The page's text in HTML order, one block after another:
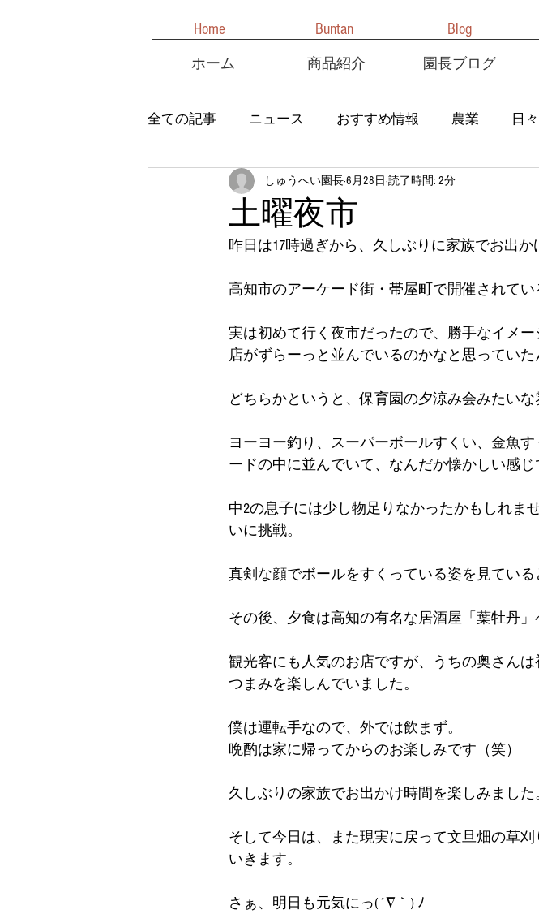
ホーム 商品紹介 園長ブログ
Home Blog
Buntan
全ての記事 ニュース おすすめ情報 農業 日
土曜夜市
しゅうへい園長6月28日 読了時間: 2分
昨日は17時過ぎから、久しぶりに家族でお出か
高知市のアーケード街・帯屋町で開催されて
実は初めて行く夜市だったので、勝手なイメ
店がずらーっと並んでいるのかなと思ってい
どちらかというと、保育園の夕涼み会みたいな
ヨーヨー釣り、スーパーボールすくい、金魚
ードの中に並んでいて、なんだか懐かしい感じ
中2の息子には少し物足りなかったかもしれま
いに挑戦。
真剣な顔でボールをすくっている姿を見てい
その後、夕食は高知の有名な居酒屋「葉牡丹」
観光客にも人気のお店ですが、うちの奥さん
つまみを楽しんでいました。
僕は運転手なので、外では飲まず。
晩酌は家に帰ってからのお楽しみです（笑）
久しぶりの家族でお出かけ時間を楽しみました
そして今日は、また現実に戻って文旦畑の草
いきます。
さぁ、明日も元気にっ(´∇｀) ﾉ